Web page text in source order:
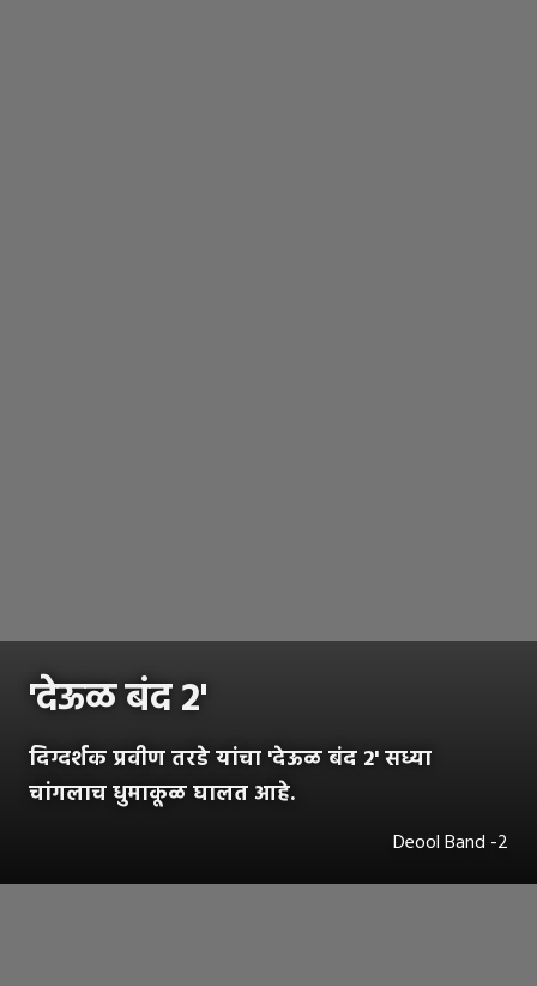
'देऊळ बंद 2'
दिग्दर्शक प्रवीण तरडे यांचा 'देऊळ बंद 2' सध्या
चांगलाच धुमाकूळ घालत आहे.
Deool Band -2